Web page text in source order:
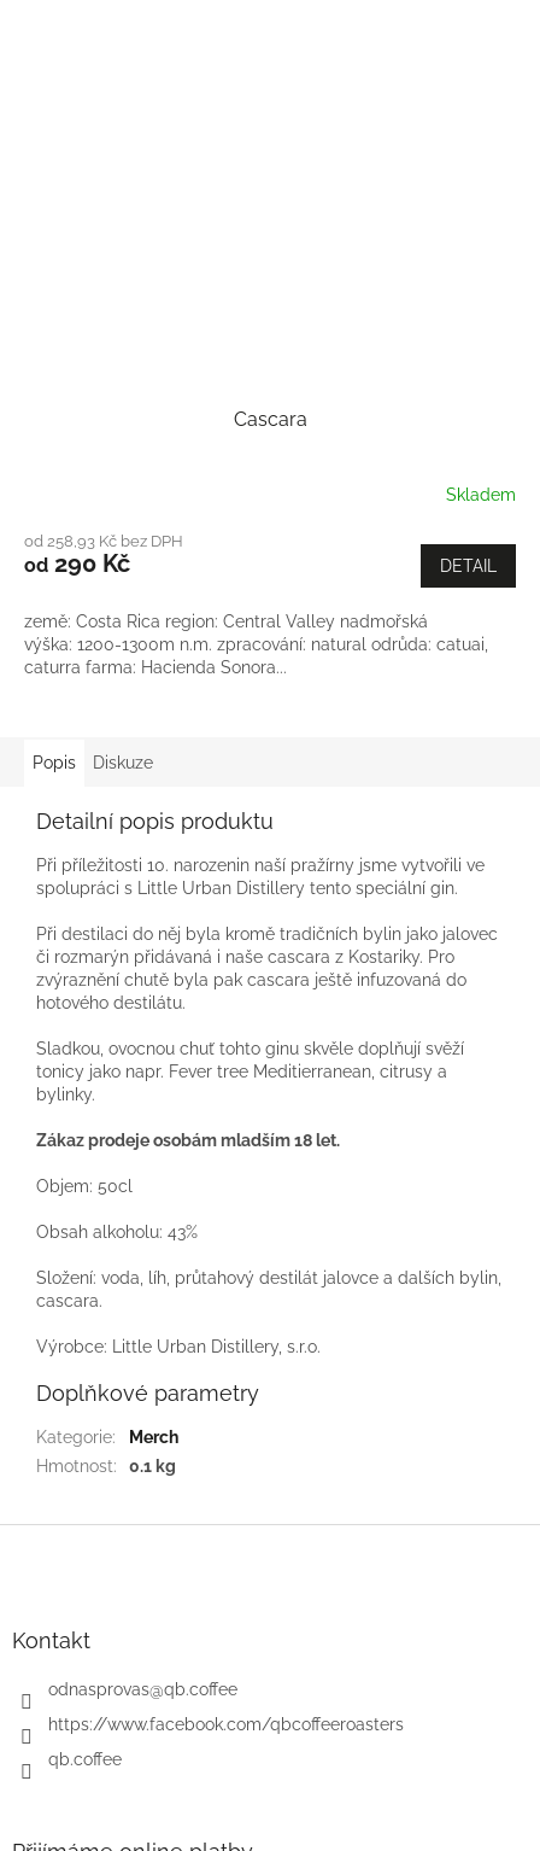
Cascara
Skladem
od 258,93 Kč bez DPH
od 290 Kč DETAIL
země: Costa Rica region: Central Valley nadmořská
výška: 1200-1300m n.m. zpracování: natural odrůda: catuai,
caturra farma: Hacienda Sonora...
Popis Diskuze
Detailní popis produktu
Při příležitosti 10. narozenin naší pražírny jsme vytvořili ve
spolupráci s Little Urban Distillery tento speciální gin.
Při destilaci do něj byla kromě tradičních bylin jako jalovec
či rozmarýn přidávaná i naše cascara z Kostariky. Pro
zvýraznění chutě byla pak cascara ještě infuzovaná do
hotového destilátu.
Sladkou, ovocnou chuť tohto ginu skvěle doplňují svěží
tonicy jako napr. Fever tree Meditierranean, citrusy a
bylinky.
Zákaz prodeje osobám mladším 18 let.
Objem: 50cl
Obsah alkoholu: 43%
Složení: voda, líh, průtahový destilát jalovce a dalších bylin,
cascara.
Výrobce: Little Urban Distillery, s.r.o.
Doplňkové parametry
Kategorie:
Merch
Hmotnost: 0.1 kg
Kontakt
odnasprovas@qb.coffee
https://www.facebook.com/qbcoffeeroasters
qb.coffee